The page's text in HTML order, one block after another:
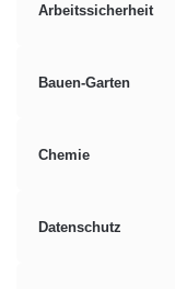
Arbeitssicherheit
Bauen-Garten
Chemie
Datenschutz